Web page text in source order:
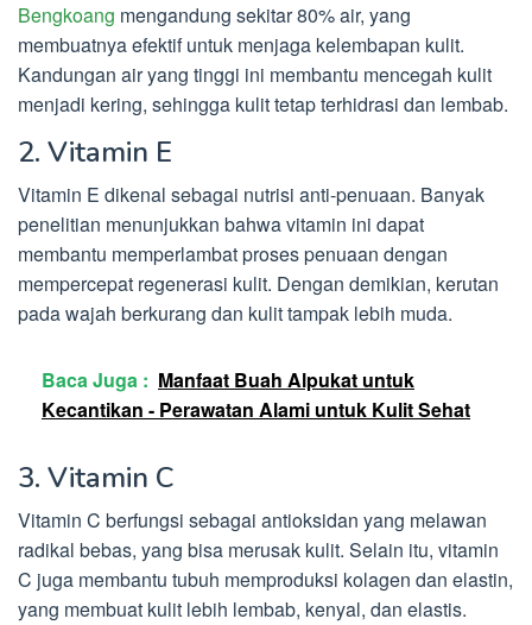
Bengkoang mengandung sekitar 80% air, yang
membuatnya efektif untuk menjaga kelembapan kulit.
Kandungan air yang tinggi ini membantu mencegah kulit
menjadi kering, sehingga kulit tetap terhidrasi dan lembab.
2. Vitamin E
Vitamin E dikenal sebagai nutrisi anti-penuaan. Banyak
penelitian menunjukkan bahwa vitamin ini dapat
membantu memperlambat proses penuaan dengan
mempercepat regenerasi kulit. Dengan demikian, kerutan
pada wajah berkurang dan kulit tampak lebih muda.
Baca Juga : Manfaat Buah Alpukat untuk
Kecantikan - Perawatan Alami untuk Kulit Sehat
3. Vitamin C
Vitamin C berfungsi sebagai antioksidan yang melawan
radikal bebas, yang bisa merusak kulit. Selain itu, vitamin
C juga membantu tubuh memproduksi kolagen dan elastin,
yang membuat kulit lebih lembab, kenyal, dan elastis.